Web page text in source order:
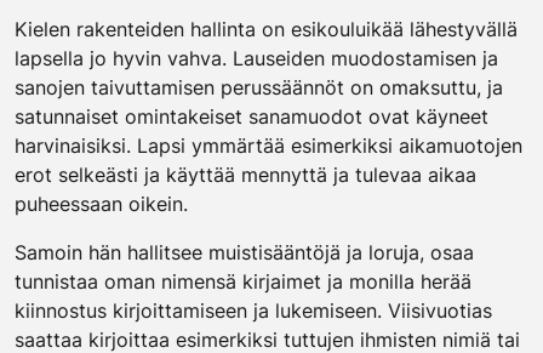
Kielen rakenteiden hallinta on esikouluikää lähestyvällä
lapsella jo hyvin vahva. Lauseiden muodostamisen ja
sanojen taivuttamisen perussäännöt on omaksuttu, ja
satunnaiset omintakeiset sanamuodot ovat käyneet
harvinaisiksi. Lapsi ymmärtää esimerkiksi aikamuotojen
erot selkeästi ja käyttää mennyttä ja tulevaa aikaa
puheessaan oikein.
Samoin hän hallitsee muistisääntöjä ja loruja, osaa
tunnistaa oman nimensä kirjaimet ja monilla herää
kiinnostus kirjoittamiseen ja lukemiseen. Viisivuotias
saattaa kirjoittaa esimerkiksi tuttujen ihmisten nimiä tai